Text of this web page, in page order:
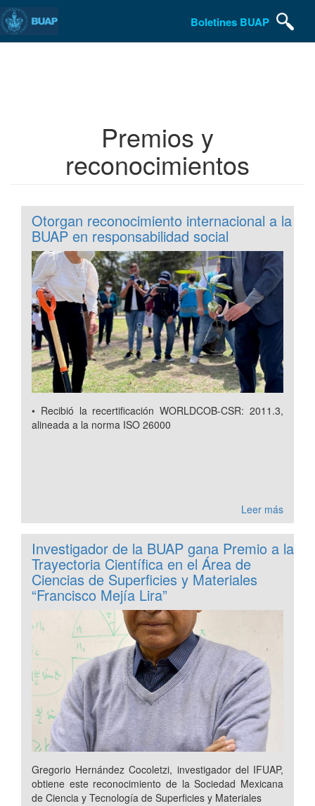
Boletines BUAP
Premios y
reconocimientos
Otorgan reconocimiento internacional a la
BUAP en responsabilidad social
• Recibió la recertificación WORLDCOB-CSR: 2011.3,
alineada a la norma ISO 26000
Leer más
Investigador de la BUAP gana Premio a la
Trayectoria Científica en el Área de
Ciencias de Superficies y Materiales
“Francisco Mejía Lira”
Gregorio Hernández Cocoletzi, investigador del IFUAP,
obtiene este reconocimiento de la Sociedad Mexicana
de Ciencia y Tecnología de Superficies y Materiales